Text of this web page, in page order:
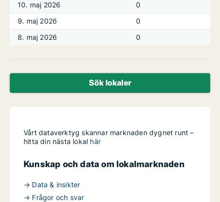
10. maj 2026
0
9. maj 2026
0
8. maj 2026
0
Sök lokaler
Vårt dataverktyg skannar marknaden dygnet runt –
hitta din nästa lokal här
Kunskap och data om lokalmarknaden
→ Data & insikter
→ Frågor och svar